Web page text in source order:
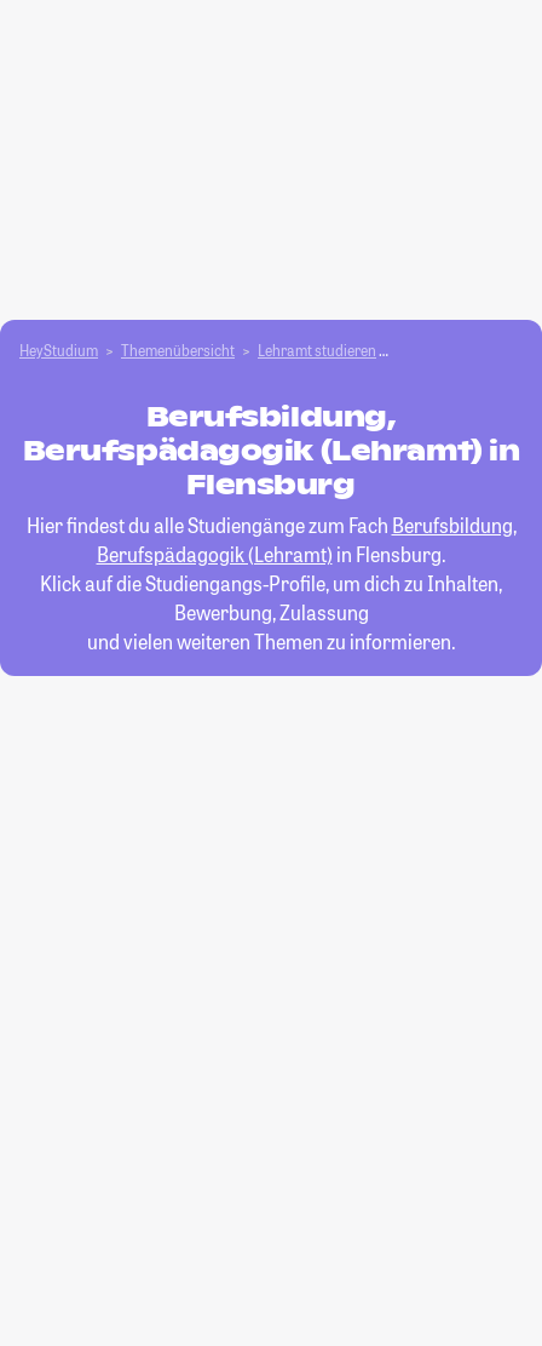
HeyStudium Themenübersicht Lehramt studieren
Berufsbildung,
Berufspädagogik (Lehramt) in
Flensburg
Hier findest du alle Studiengänge zum Fach Berufsbildung,
Berufspädagogik (Lehramt) in Flensburg.
Klick auf die Studiengangs-Profile, um dich zu Inhalten,
Bewerbung, Zulassung
und vielen weiteren Themen zu informieren.